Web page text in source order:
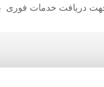
دریافت خدمات فوری